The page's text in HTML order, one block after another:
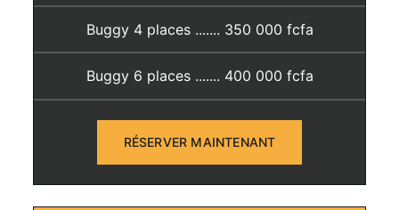
Buggy 4 places ....... 350 000 fcfa
Buggy 6 places ....... 400 000 fcfa
RÉSERVER MAINTENANT